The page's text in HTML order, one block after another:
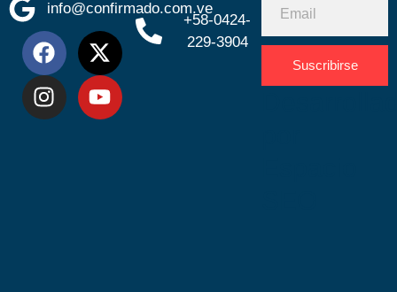
info@confirmado.com.ve
+58-0424-
229-3904
Suscribirse